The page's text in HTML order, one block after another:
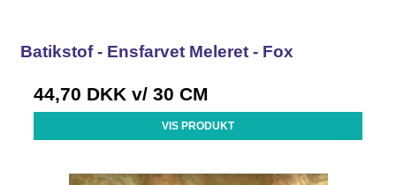
Batikstof - Ensfarvet Meleret - Fox
44,70 DKK v/ 30 CM
VIS PRODUKT